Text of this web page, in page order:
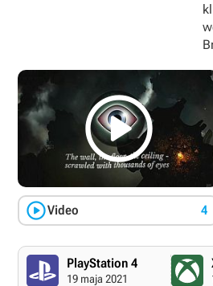

Video 4
PlayStation 4
19 maja 2021